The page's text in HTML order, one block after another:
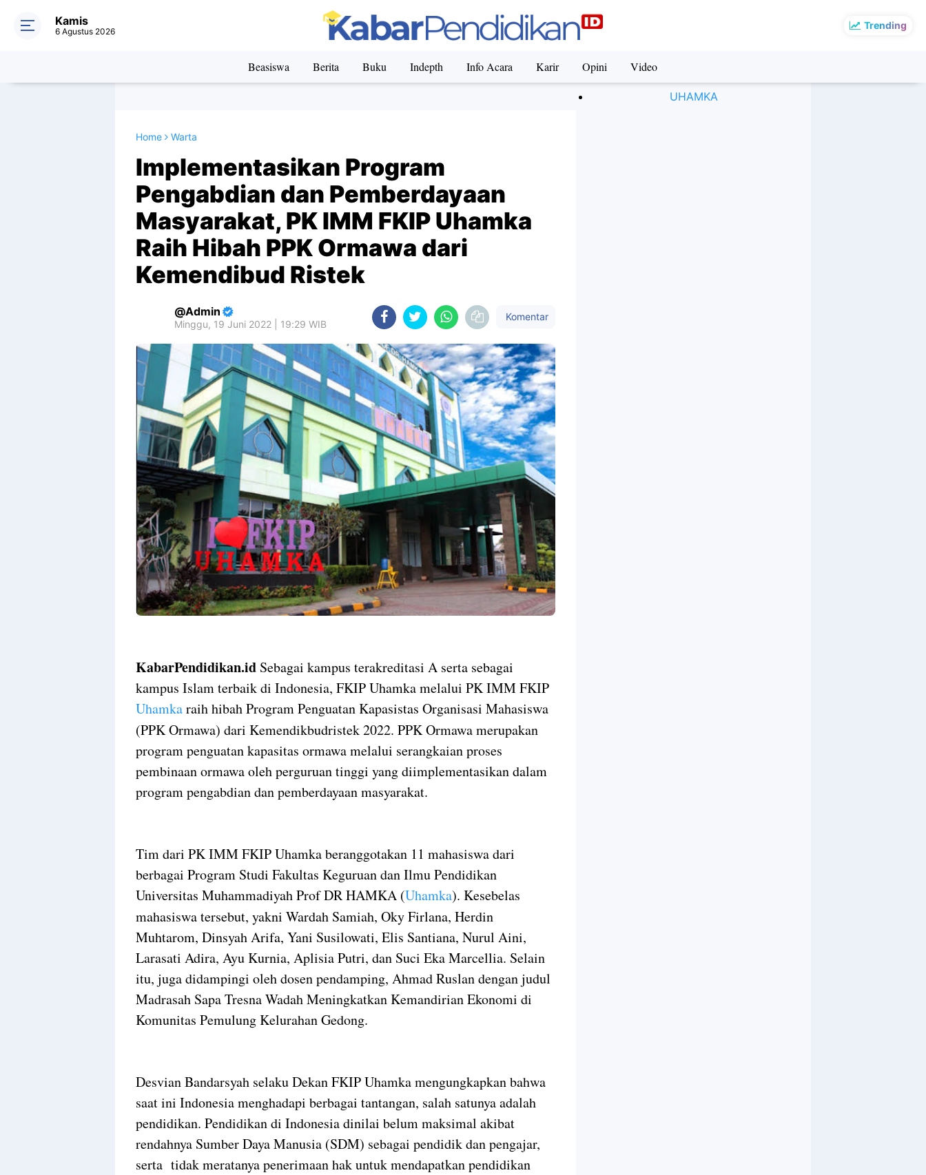
Trending
Kamis
6 Agustus 2026
Beasiswa Berita Buku Indepth Info Acara Karir Opini Video
Home Warta
Implementasikan Program
Pengabdian dan Pemberdayaan
Masyarakat, PK IMM FKIP Uhamka
Raih Hibah PPK Ormawa dari
Kemendibud Ristek
Admin
Minggu, 19 Juni 2022 | 19:29 WIB
Komentar
KabarPendidikan.id Sebagai kampus terakreditasi A serta sebagai
kampus Islam terbaik di Indonesia, FKIP Uhamka melalui PK IMM FKIP
Uhamkaraih hibah Program Penguatan Kapasistas Organisasi Mahasiswa
(PPK Ormawa) dari Kemendikbudristek 2022. PPK Ormawa merupakan
program penguatan kapasitas ormawa melalui serangkaian proses
pembinaan ormawa oleh perguruan tinggi yang diimplementasikan dalam
program pengabdian dan pemberdayaan masyarakat.
Tim dari PK IMM FKIP Uhamka beranggotakan 11 mahasiswa dari
berbagai Program Studi Fakultas Keguruan dan Ilmu Pendidikan
Universitas Muhammadiyah Prof DR HAMKA (Uhamka). Kesebelas
mahasiswa tersebut, yakni Wardah Samiah, Oky Firlana, Herdin
Muhtarom, Dinsyah Arifa, Yani Susilowati, Elis Santiana, Nurul Aini,
Larasati Adira, Ayu Kurnia, Aplisia Putri, dan Suci Eka Marcellia. Selain
itu, juga didampingi oleh dosen pendamping, Ahmad Ruslan dengan judul
Madrasah Sapa Tresna Wadah Meningkatkan Kemandirian Ekonomi di
Komunitas Pemulung Kelurahan Gedong.
Desvian Bandarsyah selaku Dekan FKIP Uhamka mengungkapkan bahwa
saat ini Indonesia menghadapi berbagai tantangan, salah satunya adalah
pendidikan. Pendidikan di Indonesia dinilai belum maksimal akibat
rendahnya Sumber Daya Manusia (SDM) sebagai pendidik dan pengajar,
serta tidak meratanya penerimaan hak untuk mendapatkan pendidikan
UHAMKA